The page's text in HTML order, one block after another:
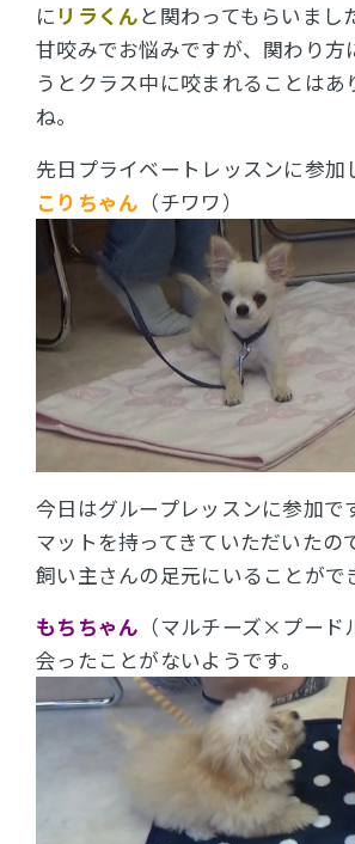
に リラくんと関わってもらいまし
甘咬みでお悩みですが、関わり方
うとクラス中に咬まれることはあ
ね。
先日プライベートレッスンに参加
こりちゃん （チワワ）
今日はグループレッスンに参加で
マットを持ってきていただいたの
飼い主さんの足元にいることがで
もちちゃん （マルチーズ×プード
会ったことがないようです。